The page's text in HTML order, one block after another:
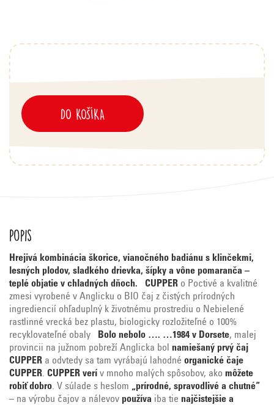
DO KOŠÍKA
Popis
Hrejivá kombinácia škorice, vianočného badiánu s klinčekmi,
lesných plodov, sladkého drievka, šípky a vône pomaranča –
teplé objatie v chladných dňoch.
CUPPER o Poctivé a kvalitné
zmesi vyrobené v Anglicku o BIO čaj z čistých prírodných
ingrediencií ohľaduplný k životnému prostrediu o Nebielené
rastlinné vrecká bez plastu, biologicky rozložiteľné o 100%
recyklovateľné obaly
Bolo nebolo …. …1984 v Dorsete, malej
provincii na južnom pobreží Anglicka bol namiešaný prvý čaj
CUPPER a odvtedy sa tam vyrábajú lahodné organické čaje
CUPPER. CUPPER verí v mnoho malých spôsobov, ako môžete
robiť dobro. V súlade s heslom „prírodné, spravodlivé a chutné“
– na výrobu čajov a nálevov používa iba tie najčistejšie a